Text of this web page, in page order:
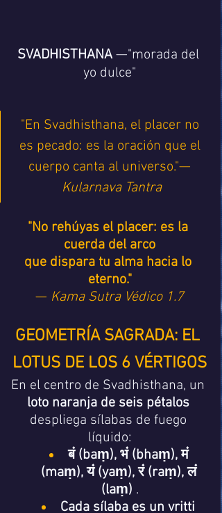
SVADHISTHANA —"morada del
yo dulce"
"En Svadhisthana, el placer no
es pecado: es la oración que el
cuerpo canta al universo."—
Kularnava Tantra
"No rehúyas el placer: es la
cuerda del arco
que dispara tu alma hacia lo
eterno."
— Kama Sutra Védico 1.7
GEOMETRÍA SAGRADA: EL
LOTUS DE LOS 6 VÉRTIGOS
En el centro de Svadhisthana, un
loto naranja de seis pétalos
despliega sílabas de fuego
líquido:
बं (baṃ), भं (bhaṃ), मं
(maṃ), यं (yaṃ), रं (raṃ), लं
(laṃ) .
Cada sílaba es un vritti